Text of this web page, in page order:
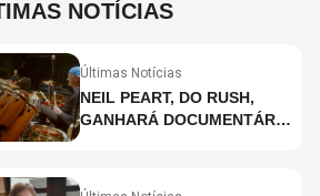
NOTÍCIAS
Últimas Notícias
NEIL PEART, DO RUSH,
GANHARÁ DOCUMENTÁRIO
SMITH, STEWART